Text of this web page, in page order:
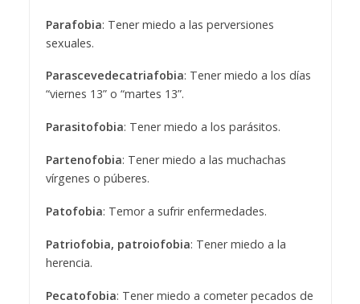
Parafobia: Tener miedo a las perversiones
sexuales.
Parascevedecatriafobia: Tener miedo a los días
“viernes 13” o “martes 13”.
Parasitofobia: Tener miedo a los parásitos.
Partenofobia: Tener miedo a las muchachas
vírgenes o púberes.
Patofobia: Temor a sufrir enfermedades.
Patriofobia, patroiofobia: Tener miedo a la
herencia.
Pecatofobia: Tener miedo a cometer pecados de